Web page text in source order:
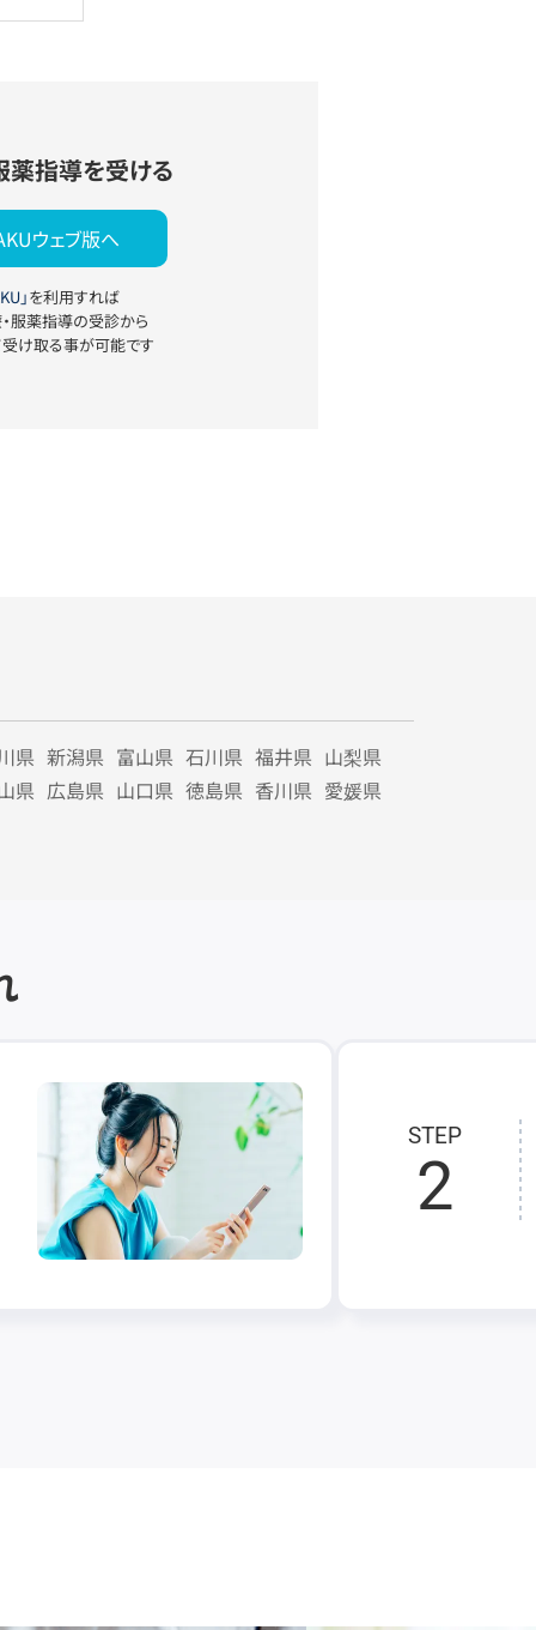
薬指導を受ける
ウェブ版へ
」を利用すれば
服薬指導の受診から
け取る事が可能です
県 新潟県 富山県 石川県 福井県 山梨県
県 広島県 山口県 徳島県 香川県 愛媛県
STEP
2